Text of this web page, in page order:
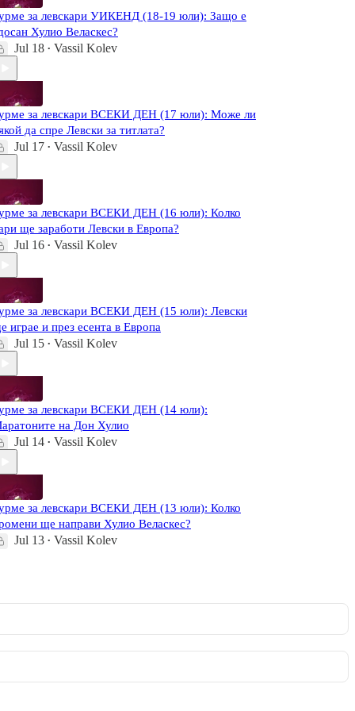
за левскари УИКЕНД (18-19 юли): Защо е
Хулио Веласкес?
Jul 18 • Vassil Kolev
за левскари ВСЕКИ ДЕН (17 юли): Може ли
да спре Левски за титлата?
Jul 17 • Vassil Kolev
за левскари ВСЕКИ ДЕН (16 юли): Колко
ще заработи Левски в Европа?
Jul 16 • Vassil Kolev
за левскари ВСЕКИ ДЕН (15 юли): Левски
играе и през есента в Европа
Jul 15 • Vassil Kolev
за левскари ВСЕКИ ДЕН (14 юли):
на Дон Хулио
Jul 14 • Vassil Kolev
за левскари ВСЕКИ ДЕН (13 юли): Колко
ще направи Хулио Веласкес?
Jul 13 • Vassil Kolev